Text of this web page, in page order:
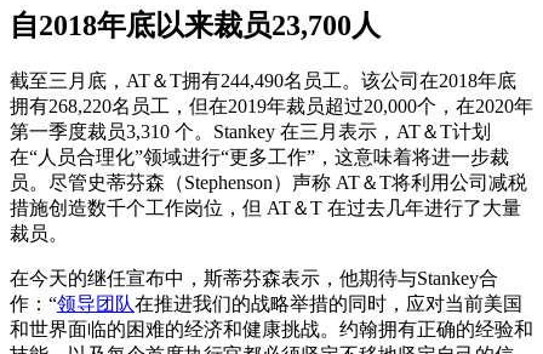
自2018年底以来裁员23,700人
截至三月底，AT＆T拥有244,490名员工。该公司在2018年底
拥有268,220名员工，但在2019年裁员超过20,000个，在2020年
第一季度裁员3,310 个。Stankey 在三月表示，AT＆T计划
在“人员合理化”领域进行“更多工作”，这意味着将进一步裁
员。尽管史蒂芬森（Stephenson）声称 AT＆T将利用公司减税
措施创造数千个工作岗位，但 AT＆T 在过去几年进行了大量
裁员。
在今天的继任宣布中，斯蒂芬森表示，他期待与Stankey合
作：“领导团队在推进我们的战略举措的同时，应对当前美国
和世界面临的困难的经济和健康挑战。约翰拥有正确的经验和